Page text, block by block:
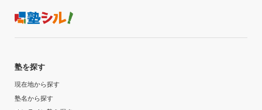
塾を探す
現在地から探す
塾名から探す